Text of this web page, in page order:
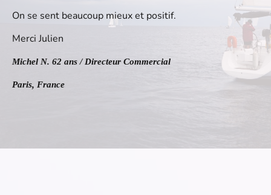
On se sent beaucoup mieux et positif.
Merci Julien
Michel N. 62 ans / Directeur Commercial
Paris, France